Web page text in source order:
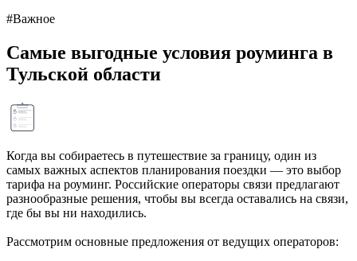
#Важное
Самые выгодные условия роуминга в
Тульской области
Когда вы собираетесь в путешествие за границу, один из
самых важных аспектов планирования поездки — это выбор
тарифа на роуминг. Российские операторы связи предлагают
разнообразные решения, чтобы вы всегда оставались на связи,
где бы вы ни находились.
Рассмотрим основные предложения от ведущих операторов: